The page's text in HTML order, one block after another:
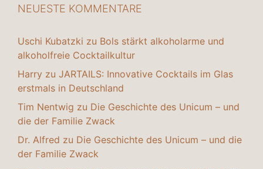
NEUESTE KOMMENTARE
Uschi Kubatzki zu Bols stärkt alkoholarme und
alkoholfreie Cocktailkultur
Harry zu JARTAILS: Innovative Cocktails im Glas
erstmals in Deutschland
Tim Nentwig zu Die Geschichte des Unicum – und
die der Familie Zwack
Dr. Alfred zu Die Geschichte des Unicum – und die
der Familie Zwack